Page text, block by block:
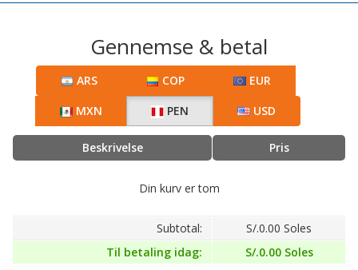
Gennemse & betal
ARS COP
EUR
MXN
PEN USD
Beskrivelse Pris
Din kurv er tom
Subtotal:
S/.0.00 Soles
Til betaling idag:
S/.0.00 Soles